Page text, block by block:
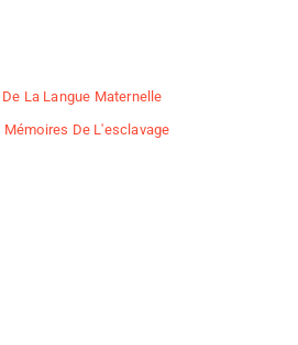
La Langue Maternelle
De L'esclavage